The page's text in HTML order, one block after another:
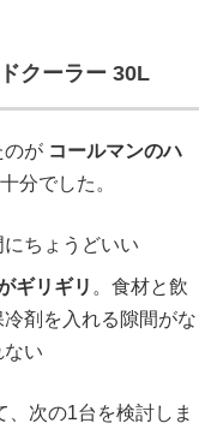
クーラー 30L
のが コールマンのハ
分でした。
にちょうどいい
ギリギリ 。食材と飲
剤を入れる隙間がな
ない
次の1台を検討しま